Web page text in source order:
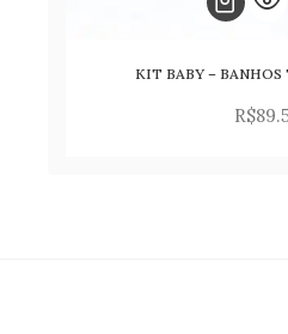
KIT BABY – BANHOS
R$